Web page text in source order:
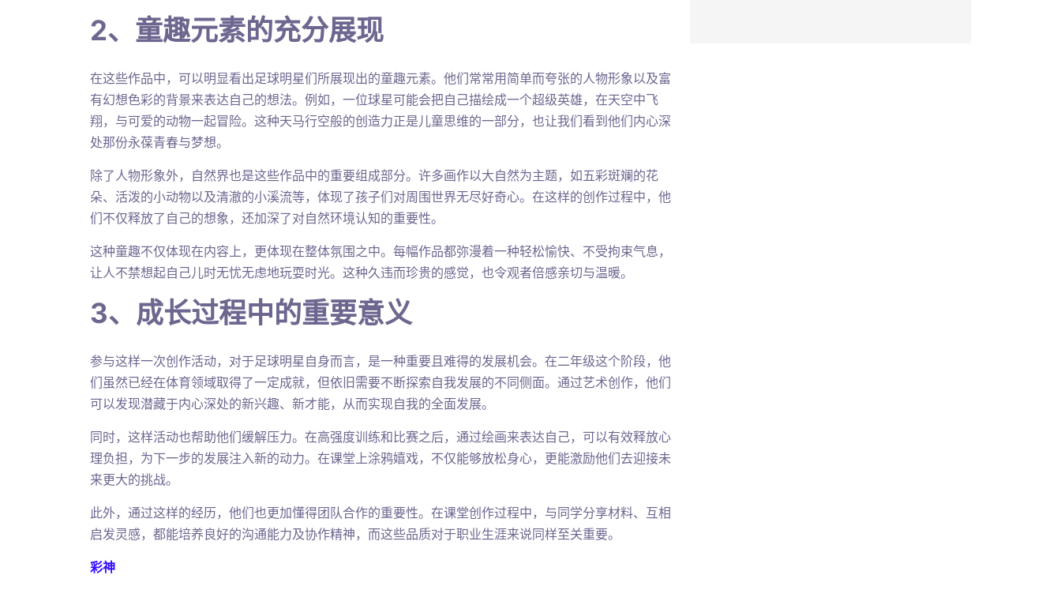
2、童趣元素的充分展现
在这些作品中，可以明显看出足球明星们所展现出的童趣元素。他们常常用简单而夸张的人物形象以及富
有幻想色彩的背景来表达自己的想法。例如，一位球星可能会把自己描绘成一个超级英雄，在天空中飞
翔，与可爱的动物一起冒险。这种天马行空般的创造力正是儿童思维的一部分，也让我们看到他们内心深
处那份永葆青春与梦想。
除了人物形象外，自然界也是这些作品中的重要组成部分。许多画作以大自然为主题，如五彩斑斓的花
朵、活泼的小动物以及清澈的小溪流等，体现了孩子们对周围世界无尽好奇心。在这样的创作过程中，他
们不仅释放了自己的想象，还加深了对自然环境认知的重要性。
这种童趣不仅体现在内容上，更体现在整体氛围之中。每幅作品都弥漫着一种轻松愉快、不受拘束气息，
让人不禁想起自己儿时无忧无虑地玩耍时光。这种久违而珍贵的感觉，也令观者倍感亲切与温暖。
3、成长过程中的重要意义
参与这样一次创作活动，对于足球明星自身而言，是一种重要且难得的发展机会。在二年级这个阶段，他
们虽然已经在体育领域取得了一定成就，但依旧需要不断探索自我发展的不同侧面。通过艺术创作，他们
可以发现潜藏于内心深处的新兴趣、新才能，从而实现自我的全面发展。
同时，这样活动也帮助他们缓解压力。在高强度训练和比赛之后，通过绘画来表达自己，可以有效释放心
理负担，为下一步的发展注入新的动力。在课堂上涂鸦嬉戏，不仅能够放松身心，更能激励他们去迎接未
来更大的挑战。
此外，通过这样的经历，他们也更加懂得团队合作的重要性。在课堂创作过程中，与同学分享材料、互相
启发灵感，都能培养良好的沟通能力及协作精神，而这些品质对于职业生涯来说同样至关重要。
彩神